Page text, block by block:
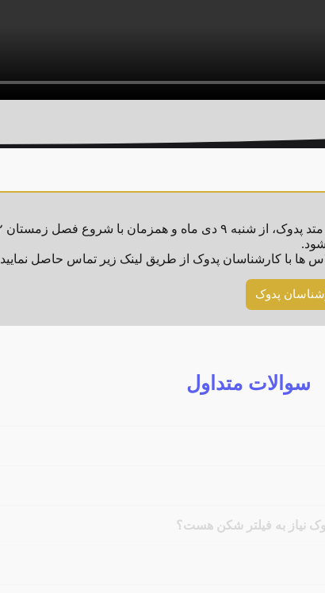
ها با کارشناسان پدوک از طریق لینک زیر تماس حاصل نمایید
پدوک
سوالات متداول
نیاز به فیلتر شکن هست؟